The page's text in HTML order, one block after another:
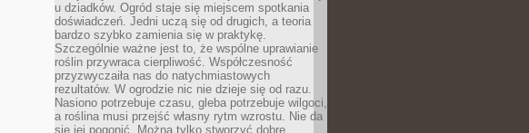
u dziadków. Ogród staje się miejscem spotkania
doświadczeń. Jedni uczą się od drugich, a teoria
bardzo szybko zamienia się w praktykę.
Szczególnie ważne jest to, że wspólne uprawianie
roślin przywraca cierpliwość. Współczesność
przyzwyczaiła nas do natychmiastowych
rezultatów. W ogrodzie nic nie dzieje się od razu.
Nasiono potrzebuje czasu, gleba potrzebuje wilgoci,
a roślina musi przejść własny rytm wzrostu. Nie da
się jej pogonić. Można tylko stworzyć dobre